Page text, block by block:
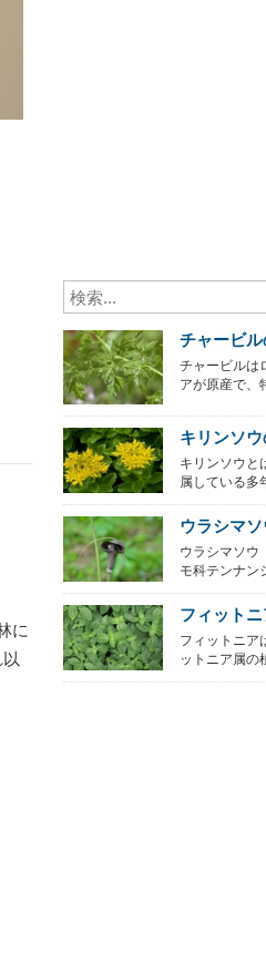
に
チャービ
チャービルは
アが原産で、
キリンソ
キリンソウと
属している多
ウラシマ
ウラシマソウ
モ科テンナン
フィット
フィットニア
ットニア属の